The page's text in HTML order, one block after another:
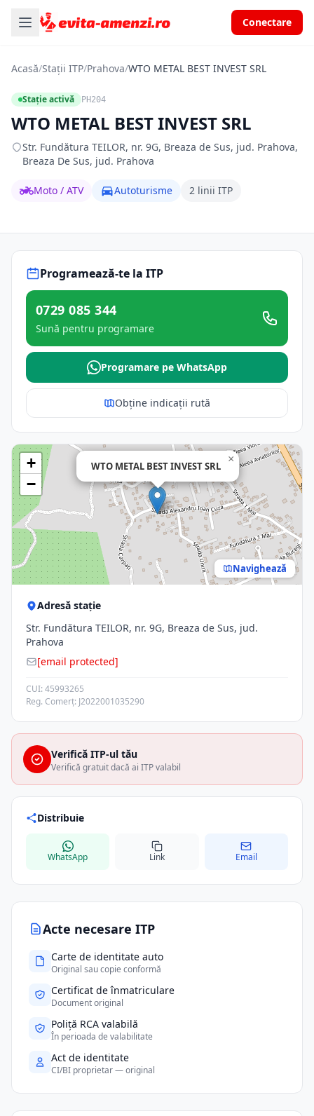
Conectare
Acasă/Stații ITP/Prahova/WTO METAL BEST INVEST SRL
Stație activă PH204
WTO METAL BEST INVEST SRL
Str. Fundătura TEILOR, nr. 9G, Breaza de Sus, jud. Prahova,
Breaza De Sus, jud. Prahova
Moto / ATV Autoturisme 2 linii ITP
Acte necesare ITP
Carte de identitate auto
Original sau copie conformă
Certificat de înmatriculare
Document original
Poliță RCA valabilă
În perioada de valabilitate
Act de identitate
CI/BI proprietar — original
Programează-te la ITP
0729 085 344
Sună pentru programare
Programare pe WhatsApp
Obține indicații rută
WTO METAL BEST INVEST SRL
×
+
−
Navighează
Adresă stație
Str. Fundătura TEILOR, nr. 9G, Breaza de Sus, jud.
Prahova
[email protected]
CUI: 45993265
Reg. Comerț: J2022001035290
Verifică ITP-ul tău
Verifică gratuit dacă ai ITP valabil
Distribuie
WhatsApp Link Email